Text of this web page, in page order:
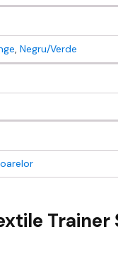
, Negru/Verde
Trainer